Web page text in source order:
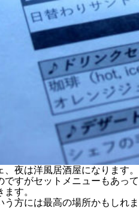
夜は洋風居酒屋になります。
すがセットメニューもあって
す。
方には最高の場所かもしれま